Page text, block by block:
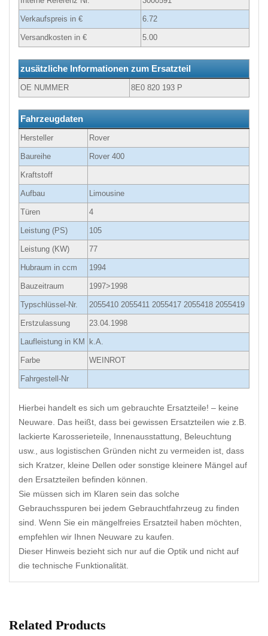
Verkaufspreis in € 6.72
Versandkosten in € 5.00
zusätzliche Informationen zum Ersatzteil
OE NUMMER 8E0 820 193 P
Fahrzeugdaten
Hersteller Rover
Baureihe Rover 400
Kraftstoff
Aufbau Limousine
Türen 4
Leistung (PS) 105
Leistung (KW) 77
Hubraum in ccm 1994
Bauzeitraum 1997>1998
Typschlüssel-Nr. 2055410 2055411 2055417 2055418 2055419
Erstzulassung 23.04.1998
Laufleistung in KM k.A.
Farbe WEINROT
Fahrgestell-Nr
Hierbei handelt es sich um gebrauchte Ersatzteile! – keine
Neuware. Das heißt, dass bei gewissen Ersatzteilen wie z.B.
lackierte Karosserieteile, Innenausstattung, Beleuchtung
usw., aus logistischen Gründen nicht zu vermeiden ist, dass
sich Kratzer, kleine Dellen oder sonstige kleinere Mängel auf
den Ersatzteilen befinden können.
Sie müssen sich im Klaren sein das solche
Gebrauchsspuren bei jedem Gebrauchtfahrzeug zu finden
sind. Wenn Sie ein mängelfreies Ersatzteil haben möchten,
empfehlen wir Ihnen Neuware zu kaufen.
Dieser Hinweis bezieht sich nur auf die Optik und nicht auf
die technische Funktionalität.
Related Products